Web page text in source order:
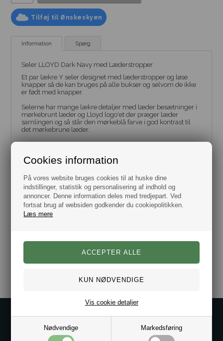
Cookies information
På vores website bruges cookies til at huske dine
indstillinger, statistik og personalisering af indhold og
annoncer. Denne information deles med tredjepart. Ved
fortsat brug af websiden godkender du cookiepolitikken.
Læs mere
Nødvendige Markedsføring
Vis cookie detaljer
Tilføj til Ønskeskyen
Information Spørg
Seler LLOYD Dark Navy med Læderstropper
Et par lækre Y seler designet med læderstropper og løse
knapper så de kan bruges på alle bukser og selvom de ikke
er født med knapper.
Selerne har mange lækre detaljer med læder besætninger i
mørkebrunt læder og Lloyd logo'et der præger læder
samlingen og så står den mørkeblå farve i god kontrast til
det mørkebrune læder.
Længde 120 cm
Bredde 35 mm
Y-model.
Læderstropper.
6 Løse knapper.
Farve Mørkeblå.
Mærke LLOYD.
Dag til dag levering.
Kontakt os på